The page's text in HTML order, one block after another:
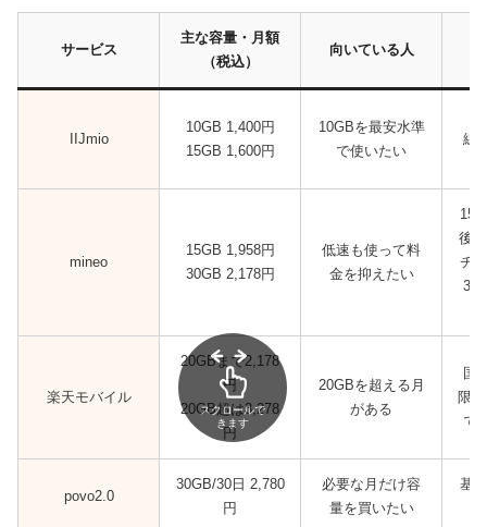
サービス
主な容量・月額
（税込）
向いている人
IIJmio
10GB 1,400円
15GB 1,600円
10GBを最安水準
で使いたい
線
mineo
15GB 1,958円
30GB 2,178円
低速も使って料
金を抑えたい
後
チ
楽天モバイル
20GBまで2,178
円
20GB超は3,278
円
20GBを超える月
がある
国
限
で
povo2.0
30GB/30日 2,780
円
必要な月だけ容
量を買いたい
基
スクロールで
きます